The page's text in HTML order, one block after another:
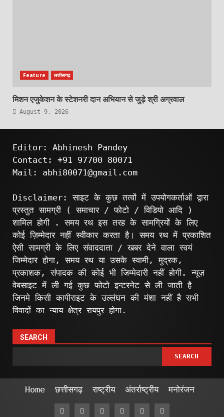
Feature छत्तीसगढ़
मिशन एजुकेशन के स्टेशनरी दान अभियान से जुड़े श्री अग्रवाल
August 9, 2026
Editor: Abhinesh Pandey
Contact: +91 97700 80071
Mail: abhi80071@gmail.com
Disclaimer: साइट के कुछ तत्वों में उपयोगकर्ताओं द्वारा
प्रस्तुत सामग्री ( समाचार / फोटो / विडियो आदि )
शामिल होगी . समय रथ इस तरह के सामग्रियों के लिए
कोई ज़िम्मेदार नहीं स्वीकार करता है। समय रथ में प्रकाशित
ऐसी सामग्री के लिए संवाददाता / खबर देने वाला स्वयं
जिम्मेदार होगा, समय रथ या उसके स्वामी, मुद्रक,
प्रकाशक, संपादक की कोई भी जिम्मेदारी नहीं होगी. न्यूज़
वेबसाइट में ली गई कुछ फोटो इन्टरनेट से ली जाती है
जिनमे किसी कापीराइट के उल्लंघन की मंशा नहीं है सभी
विवादों का न्याय क्षेत्र रायपुर होगा.
SEARCH
SEARCH
Home छत्तीसगढ़ राष्ट्रीय अंतर्राष्ट्रीय मनोरंजन
FacebookTwitterLinkedin
VK YoutubeInstagram